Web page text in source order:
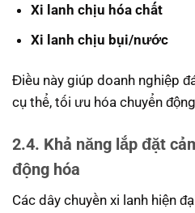
Xi lanh chịu hóa chất
Xi lanh chịu bụi/nước
Điều này giúp doanh nghiệp
cụ thể, tối ưu hóa chuyển
2.4. Khả năng lắp đặt
động hóa
Các dây chuyền xi lanh hiện